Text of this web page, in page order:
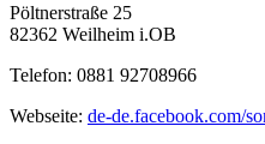
Pöltnerstraße 25
82362 Weilheim i.OB
Telefon: 0881 92708966
Webseite: de-de.facebook.com/